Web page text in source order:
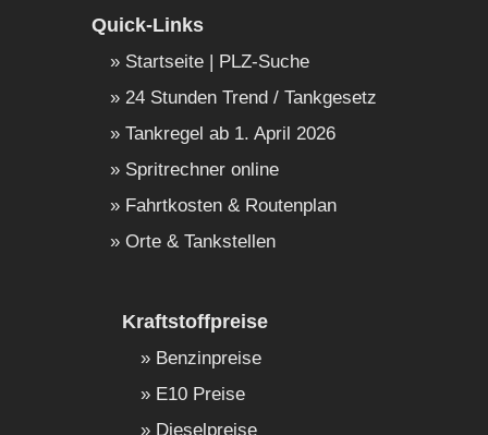
Quick-Links
Startseite | PLZ-Suche
24 Stunden Trend / Tankgesetz
Tankregel ab 1. April 2026
Spritrechner online
Fahrtkosten & Routenplan
Orte & Tankstellen
Kraftstoffpreise
Benzinpreise
E10 Preise
Dieselpreise